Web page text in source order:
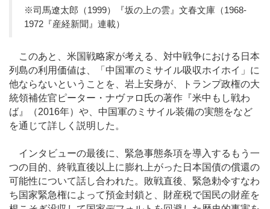
※司馬遼太郎（1999）『坂の上の雲』文春文庫（1968-
1972『産経新聞』連載）
このあと、米国戦略家が考える、対中戦争における日本
列島の利用価値は、「中国軍のミサイル吸収ホイホイ」に
他ならないということを、岩上安身が、トランプ政権の大
統領補佐官ピーター・ナヴァロ氏の著作『米中もし戦わ
ば』（2016年）や、中国軍のミサイル装備の実態をなど
を通じて詳しく説明した。
インタビューの最後に、緊急事態条項を導入するもう一
つの目的、終戦直後以上に膨れ上がった日本国債の償還の
可能性について話し合われた。敗戦直後、緊急勅令すなわ
ち国家緊急権によって預金封鎖と、財産税で国民の財産を